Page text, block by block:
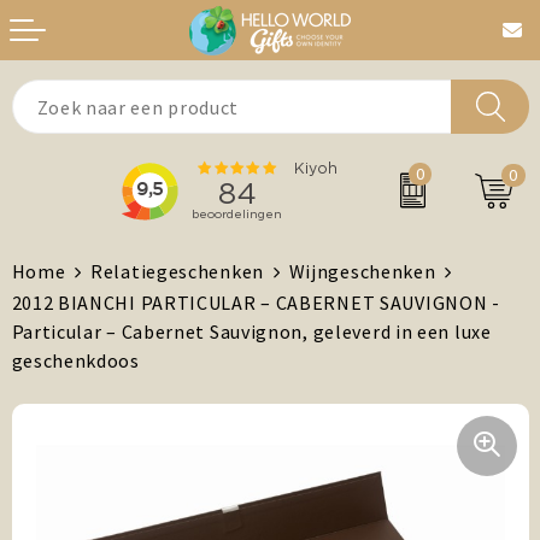
0 0
Agenda's + Kalenders
Auto en Fiets
Antistress artikelen
Feest / Festival artikelen
Beurzen & Events
Chocolade
Dag van de Zorg
MVO/Duurzame geschenken
Home Relatiegeschenken
Wijngeschenken
2012 BIANCHI PARTICULAR – CABERNET SAUVIGNON -
Particular – Cabernet Sauvignon, geleverd in een luxe
geschenkdoos